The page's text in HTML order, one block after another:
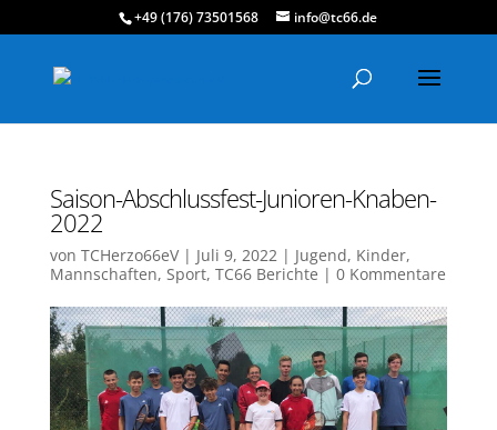
+49 (176) 73501568 info@tc66.de
Saison-Abschlussfest-Junioren-Knaben-
2022
von TCHerzo66eV| Juli 9, 2022| Jugend, Kinder,
Mannschaften, Sport, TC66 Berichte | 0 Kommentare